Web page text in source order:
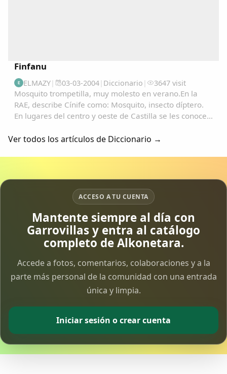
Finfanu
E ELMAZY| 03-03-2004| Diccionario | 3647 visit
Mosquito trompetilla, muy molesto en verano.En la
RAE, describe Cínife como: Mosquito, insecto díptero.
En lugares del centro y oeste de Castilla se les conoce
transformación en: "Pífano", "Pínfano...
Ver todos los artículos de Diccionario →
ACCESO A TU CUENTA
Mantente siempre al día con
Garrovillas y entra al catálogo
completo de Alkonetara.
Accede a fotos, comentarios, colaboraciones y a la
parte más personal de la comunidad con una entrada
única y limpia.
Iniciar sesión o crear cuenta